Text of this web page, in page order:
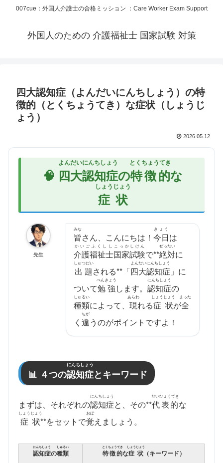
007cue：外国人介護士の合格ミッション ：Care Worker Exam Support
外国人のための 介護福祉士 国家試験 対策
四大認知症（よんだいにんちしょう）の特
徴的（とくちょうてき）な症状（しょうじ
ょう）
2026.05.12
🧠 四大認知症
よんだいにんちしょう
の特徴的
とくちょうてき
な
症状
しょうじょう
先生
皆
みな
さん、こんにちは！ 今日
きょう
は
介護福祉士
かいごふくしし
国家試験
こっかしけん
で**絶対
ぜったい
に
出題
しゅつだい
される**「四大認知症
よんだいにんちしょう
」に
ついて勉強
べんきょう
します。 認知症
にんちしょう
の
種類
しゅるい
によって、 現
あらわ
れる症状
しょうじょう
が全
まった
く 違
ちが
うのがポイントですよ！
📊 ４つの認知症
にんちしょう
とキーワード
まずは、それぞれの認知症
にんちしょう
と、その**代表的
だいひょうてき
な
症状
しょうじょう
**をセットで覚
おぼ
えましょう。
認知症
にんちしょう
の種類
しゅるい
特徴的
とくちょうてき
な症状
しょうじょう
（キーワード）